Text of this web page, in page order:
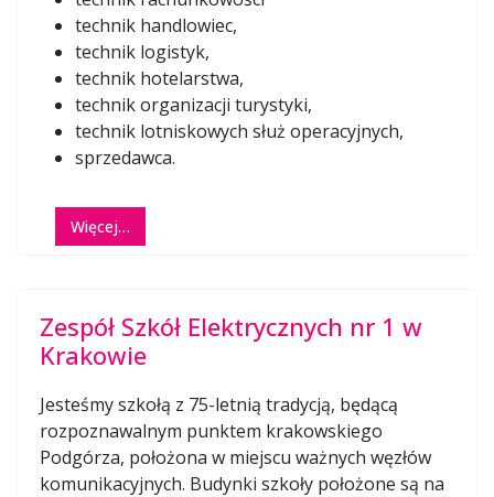
technik handlowiec,
technik logistyk,
technik hotelarstwa,
technik organizacji turystyki,
technik lotniskowych służ operacyjnych,
sprzedawca.
Więcej…
Zespół Szkół Elektrycznych nr 1 w
Krakowie
Jesteśmy szkołą z 75-letnią tradycją, będącą
rozpoznawalnym punktem krakowskiego
Podgórza, położona w miejscu ważnych węzłów
komunikacyjnych. Budynki szkoły położone są na